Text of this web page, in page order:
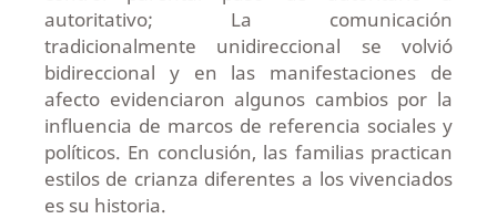
autoritativo; La comunicación
tradicionalmente unidireccional se volvió
bidireccional y en las manifestaciones de
afecto evidenciaron algunos cambios por la
influencia de marcos de referencia sociales y
políticos. En conclusión, las familias practican
estilos de crianza diferentes a los vivenciados
es su historia.